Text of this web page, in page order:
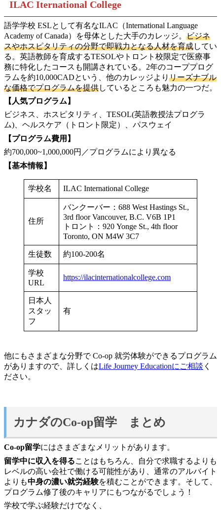
ILAC Iternational College
語学学校 ESLとして有名なILAC（International Language
Academy of Canada）を母体とした大手のカレッジ。 ビジネ
スやホスピタリティの分野で即戦力となる人材を育成してい
る。英語教師を育成するTESOLやトロント校限定で医療事
務に特化したコースも開講されている。2年のコーププログ
ラムを約10,000CADという、他のカレッジより リーズナブル
な価格でプログラムを提供しているところも魅力の一つだ。
【人気プログラム】
ビジネス、ホスピタリティ、TESOL(英語教授法プログラ
ム)、ヘルスケア（トロント限定）、パスウェイ
【プログラム費用】
約700,000~1,000,000円／プログラムにより異なる
【基本情報】
学校名 ILAC International College
住所
バンクーバー：688 West Hastings St.,
3rd floor Vancouver, B.C. V6B 1P1
トロント：920 Yonge St., 4th floor
Toronto, ON M4W 3C7
生徒数 約100-200名
学校
URL
https://ilacinternationalcollege.com
日本人
スタッ
フ
有
他にもさまざまな分野で Co-op 就労体験ができるプログラム
がありますので、詳しくはLife Journey Educationにご相談 く
ださい。
カナダのCo-op留学 まとめ
Co-op留学にはさまざまなメリットがあります。
留学中に収入を得ることはもちろん、自分で求職するよりも
レベルの高い会社で働ける可能性があり、通常のアルバイト
よりも中身の濃い就労経験を積むことができます。そして、
プログラム修了後のキャリアにもつながるでしょう！
学校で学ぶ経験だけでなく、